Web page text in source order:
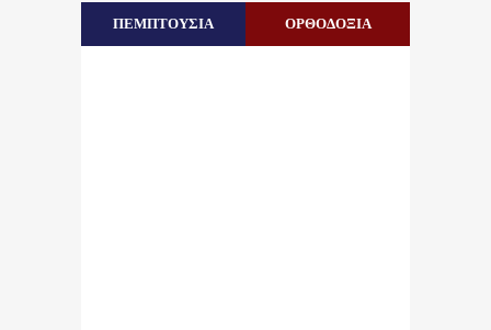
ΠΕΜΠΤΟΥΣΙΑ ΟΡΘΟΔΟΞΙΑ